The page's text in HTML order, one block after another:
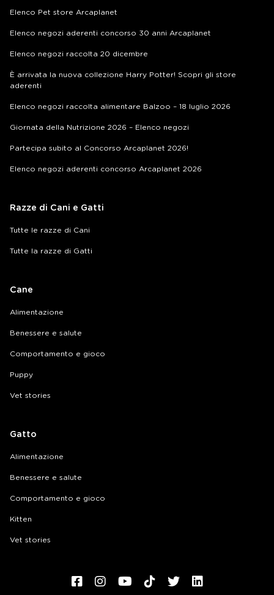
Elenco Pet store Arcaplanet
Elenco negozi aderenti concorso 30 anni Arcaplanet
Elenco negozi raccolta 20 dicembre
È arrivata la nuova collezione Harry Potter! Scopri gli store
aderenti
Elenco negozi raccolta alimentare Balzoo – 18 luglio 2026
Giornata della Nutrizione 2026 – Elenco negozi
Partecipa subito al Concorso Arcaplanet 2026!
Elenco negozi aderenti concorso Arcaplanet 2026
Razze di Cani e Gatti
Tutte le razze di Cani
Tutte la razze di Gatti
Cane
Alimentazione
Benessere e salute
Comportamento e gioco
Puppy
Vet stories
Gatto
Alimentazione
Benessere e salute
Comportamento e gioco
Kitten
Vet stories